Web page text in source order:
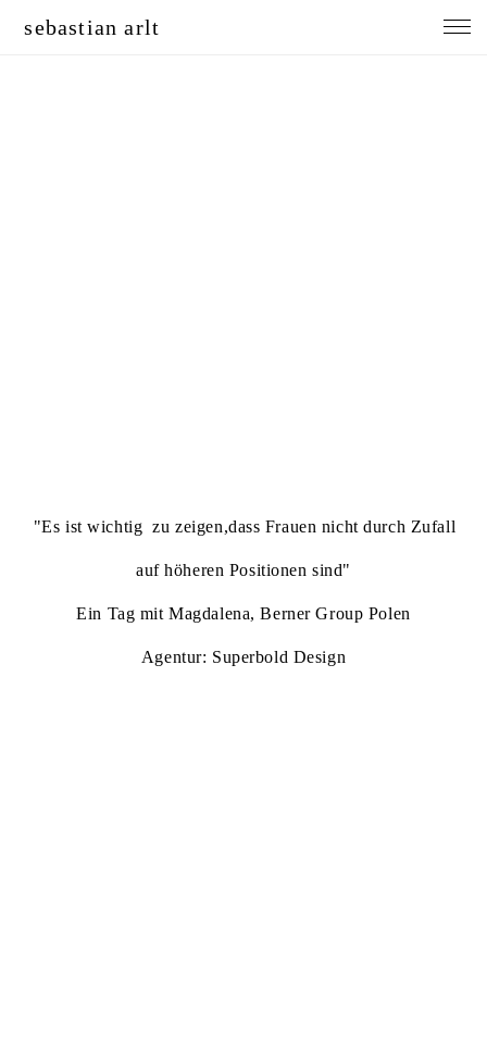
sebastian arlt
"Es ist wichtig zu zeigen,dass Frauen nicht durch Zufall
auf höheren Positionen sind"
Ein Tag mit Magdalena, Berner Group Polen
Agentur: Superbold Design